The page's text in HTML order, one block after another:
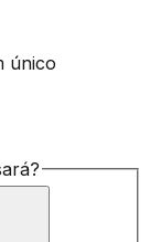
único